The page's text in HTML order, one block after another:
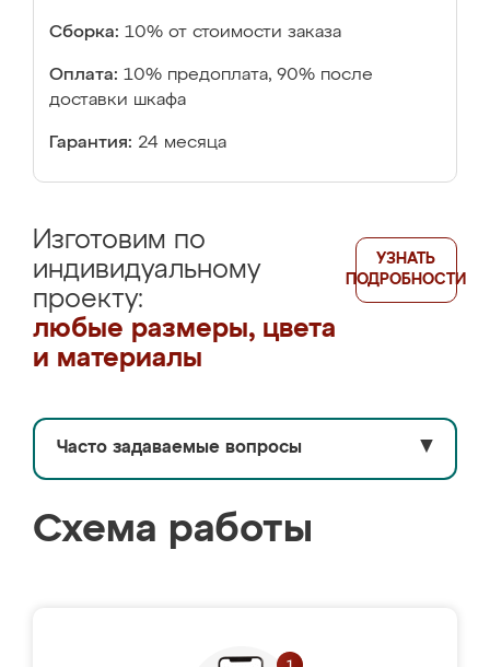
Сборка: 10% от стоимости заказа
Оплата: 10% предоплата, 90% после
доставки шкафа
Гарантия: 24 месяца
Изготовим по
индивидуальному
проекту:
любые размеры, цвета
и материалы
УЗНАТЬ
ПОДРОБНОСТИ
Часто задаваемые вопросы ▼
Схема работы